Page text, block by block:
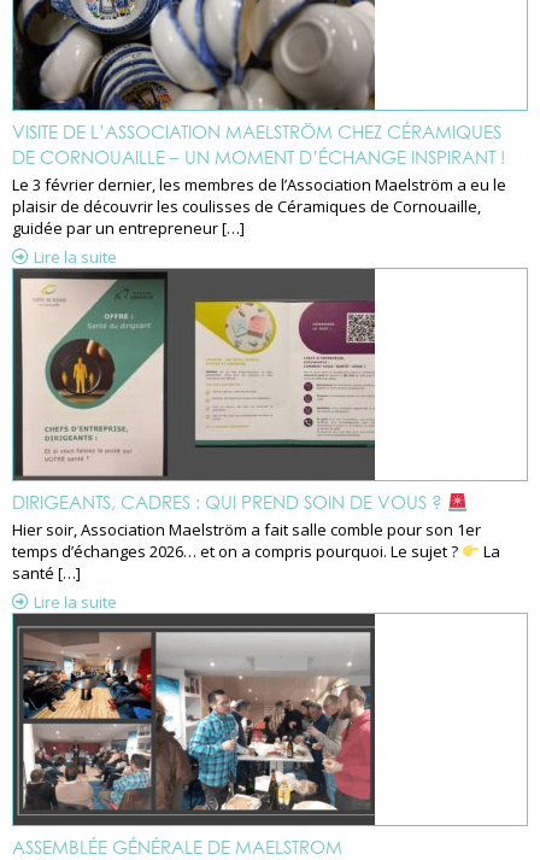
VISITE DE L’ASSOCIATION MAELSTRÖM CHEZ CÉRAMIQUES
DE CORNOUAILLE – UN MOMENT D’ÉCHANGE INSPIRANT !
Le 3 février dernier, les membres de l’Association Maelström a eu le
plaisir de découvrir les coulisses de Céramiques de Cornouaille,
guidée par un entrepreneur […]
Lire la suite
DIRIGEANTS, CADRES : QUI PREND SOIN DE VOUS ?
Hier soir, Association Maelström a fait salle comble pour son 1er
temps d’échanges 2026… et on a compris pourquoi. Le sujet ?
La
santé […]
Lire la suite
ASSEMBLÉE GÉNÉRALE DE MAELSTROM